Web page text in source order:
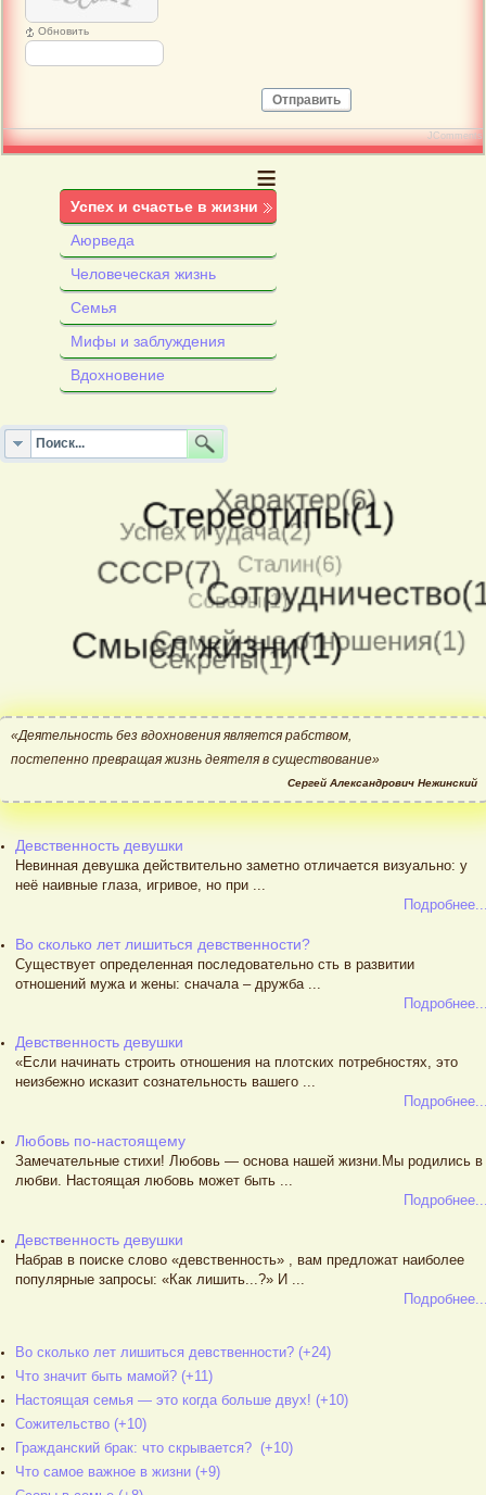
Обновить
Отправить
JComments
≡
Успех и счастье в жизни
Аюрведа
Человеческая жизнь
Семья
Мифы и заблуждения
Вдохновение
«Деятельность без вдохновения является рабством,
постепенно превращая жизнь деятеля в существование»
Сергей Александрович Нежинский
Девственность девушки
Невинная девушка действительно заметно отличается визуально: у
неё наивные глаза, игривое, но при ...
Во сколько лет лишиться девственности?
Существует определенная последовательно сть в развитии
отношений мужа и жены: сначала – дружба ...
Девственность девушки
«Если начинать строить отношения на плотских потребностях, это
неизбежно исказит сознательность вашего ...
Любовь по-настоящему
Замечательные стихи! Любовь — основа нашей жизни.Мы родились в
любви. Настоящая любовь может быть ...
Девственность девушки
Набрав в поиске слово «девственность» , вам предложат наиболее
популярные запросы: «Как лишить...?» И ...
Во сколько лет лишиться девственности? (+24)
Что значит быть мамой? (+11)
Настоящая семья — это когда больше двух! (+10)
Сожительство (+10)
Гражданский брак: что скрывается? (+10)
Что самое важное в жизни (+9)